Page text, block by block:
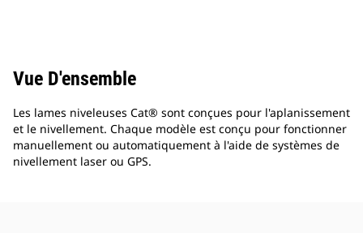
Vue D'ensemble
Les lames niveleuses Cat® sont conçues pour l'aplanissement
et le nivellement. Chaque modèle est conçu pour fonctionner
manuellement ou automatiquement à l'aide de systèmes de
nivellement laser ou GPS.